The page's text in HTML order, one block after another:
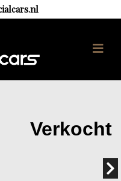
Verkocht